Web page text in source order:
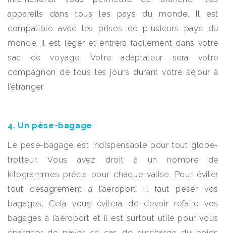
appareils dans tous les pays du monde. Il est
compatible avec les prises de plusieurs pays du
monde. Il est léger et entrera facilement dans votre
sac de voyage. Votre adaptateur sera votre
compagnon de tous les jours durant votre séjour à
l’étranger.
4. Un pèse-bagage
Le pèse-bagage est indispensable pour tout globe-
trotteur. Vous avez droit à un nombre de
kilogrammes précis pour chaque valise. Pour éviter
tout désagrément à l’aéroport, il faut peser vos
bagages. Cela vous évitera de devoir refaire vos
bagages à l’aéroport et il est surtout utile pour vous